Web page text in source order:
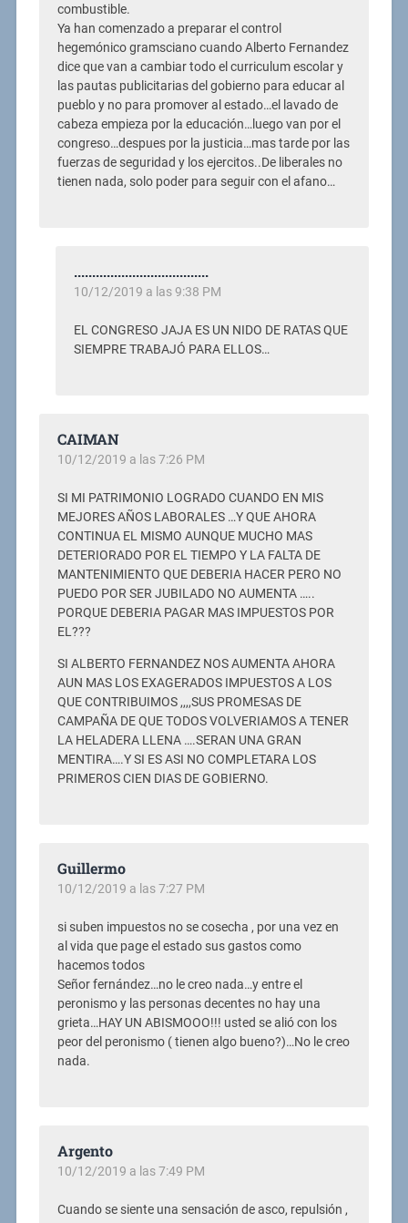
combustible.
Ya han comenzado a preparar el control
hegemónico gramsciano cuando Alberto Fernandez
dice que van a cambiar todo el curriculum escolar y
las pautas publicitarias del gobierno para educar al
pueblo y no para promover al estado…el lavado de
cabeza empieza por la educación…luego van por el
congreso…despues por la justicia…mas tarde por las
fuerzas de seguridad y los ejercitos..De liberales no
tienen nada, solo poder para seguir con el afano…
.....................................
10/12/2019 a las 9:38 PM
EL CONGRESO JAJA ES UN NIDO DE RATAS QUE
SIEMPRE TRABAJÓ PARA ELLOS…
CAIMAN
10/12/2019 a las 7:26 PM
SI MI PATRIMONIO LOGRADO CUANDO EN MIS
MEJORES AÑOS LABORALES …Y QUE AHORA
CONTINUA EL MISMO AUNQUE MUCHO MAS
DETERIORADO POR EL TIEMPO Y LA FALTA DE
MANTENIMIENTO QUE DEBERIA HACER PERO NO
PUEDO POR SER JUBILADO NO AUMENTA …..
PORQUE DEBERIA PAGAR MAS IMPUESTOS POR
EL???
SI ALBERTO FERNANDEZ NOS AUMENTA AHORA
AUN MAS LOS EXAGERADOS IMPUESTOS A LOS
QUE CONTRIBUIMOS ,,,,SUS PROMESAS DE
CAMPAÑA DE QUE TODOS VOLVERIAMOS A TENER
LA HELADERA LLENA ….SERAN UNA GRAN
MENTIRA….Y SI ES ASI NO COMPLETARA LOS
PRIMEROS CIEN DIAS DE GOBIERNO.
Guillermo
10/12/2019 a las 7:27 PM
si suben impuestos no se cosecha , por una vez en
al vida que page el estado sus gastos como
hacemos todos
Señor fernández…no le creo nada…y entre el
peronismo y las personas decentes no hay una
grieta…HAY UN ABISMOOO!!! usted se alió con los
peor del peronismo ( tienen algo bueno?)…No le creo
nada.
Argento
10/12/2019 a las 7:49 PM
Cuando se siente una sensación de asco, repulsión ,